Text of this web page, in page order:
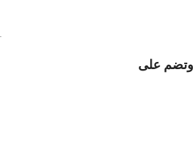
وتضم على